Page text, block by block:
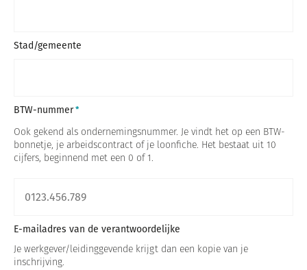
Stad/gemeente
BTW-nummer
Ook gekend als ondernemingsnummer. Je vindt het op een BTW-
bonnetje, je arbeidscontract of je loonfiche. Het bestaat uit 10
cijfers, beginnend met een 0 of 1.
E-mailadres van de verantwoordelijke
Je werkgever/leidinggevende krijgt dan een kopie van je
inschrijving.